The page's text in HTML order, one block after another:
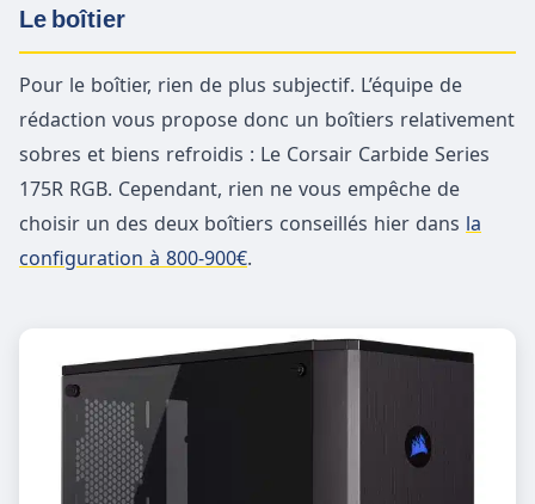
Le boîtier
Pour le boîtier, rien de plus subjectif. L’équipe de
rédaction vous propose donc un boîtiers relativement
sobres et biens refroidis : Le Corsair Carbide Series
175R RGB. Cependant, rien ne vous empêche de
choisir un des deux boîtiers conseillés hier dans la
configuration à 800-900€.